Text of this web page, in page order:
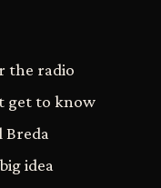
the radio
get to know
Breda
idea